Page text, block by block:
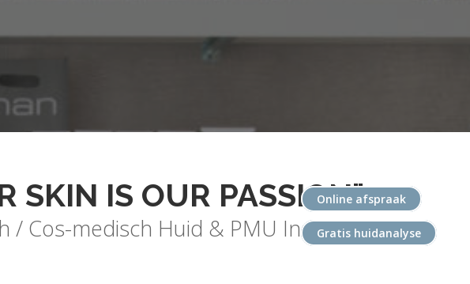
SKIN IS OUR PASSION"
/ Cos-medisch Huid & PMU Instituut
Online afspraak
Gratis huidanalyse